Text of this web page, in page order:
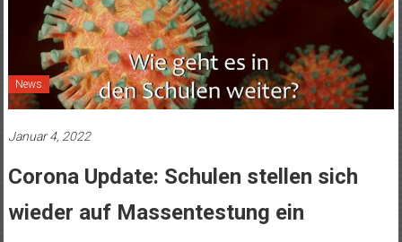
News
Januar 4, 2022
Corona Update: Schulen stellen sich
wieder auf Massentestung ein